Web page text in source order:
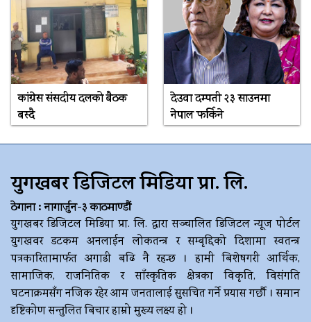
कांग्रेस संसदीय दलको बैठक
बस्दै
देउवा दम्पती २३ साउनमा
नेपाल फर्किने
युगखबर डिजिटल मिडिया प्रा. लि.
ठेगाना : नागार्जुन-३ काठमाण्डौं
युगखबर डिजिटल मिडिया प्रा. लि. द्धारा सञ्चालित डिजिटल न्यूज पोर्टल
युगखवर डटकम अनलाईन लोकतन्त्र र सम्बृद्दिको दिशामा स्वतन्त्र
पत्रकारितामार्फत अगाडी बढि नै रहन्छ । हामी बिशेषगरी आर्थिक,
सामाजिक, राजनितिक र साँस्कृतिक क्षेत्रका विकृति, विसंगति
घटनाक्रमसँग नजिक रहेर आम जनतालाई सुसचित गर्ने प्रयास गर्छौ । समान
दृष्टिकोण सन्तुलित बिचार हाम्रो मुख्य लक्ष्य हो ।